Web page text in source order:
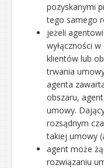
pozyskanymi
tego samego
jeżeli
wyłączności
klientów lub
trwania
agenta
obszaru,
umowy.
rozsądnym
takiej umowy
agent może
rozwiązaniu